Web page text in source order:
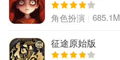
角色扮演 685.1M
征途原始版